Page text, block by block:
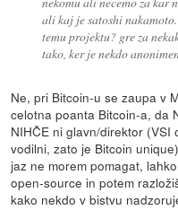
ali kaj je satoshi
temu projektu? gre za
tako, ker je nekdo
Ne, pri Bitcoin-u se zaupa v
celotna poanta Bitcoin-a, da
NIHČE ni glavn/direktor (VSI
vodilni, zato je Bitcoin
jaz ne morem pomagat,
open-source in potem
kako nekdo v bistvu